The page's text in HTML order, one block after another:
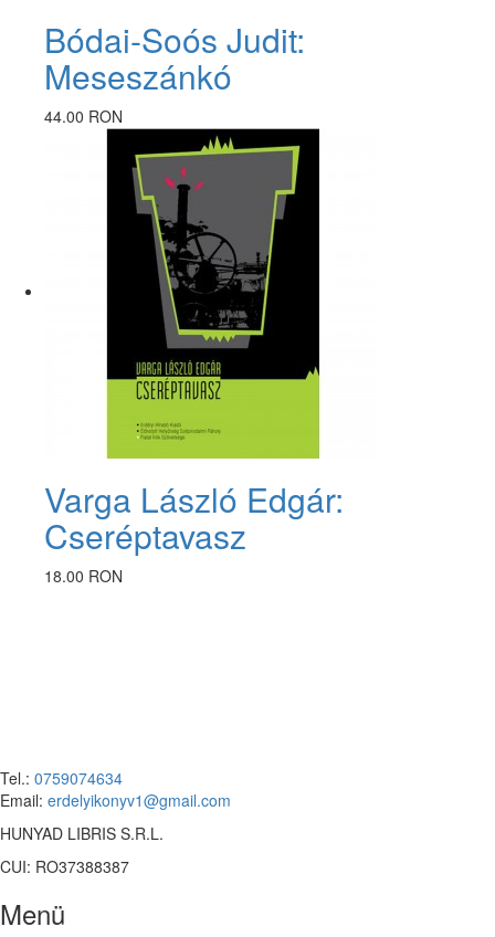
Bódai-Soós Judit:
Meseszánkó
44.00 RON
Varga László Edgár:
Cseréptavasz
18.00 RON
Tel.: 0759074634
Email: erdelyikonyv1@gmail.com
HUNYAD LIBRIS S.R.L.
CUI: RO37388387
Menü